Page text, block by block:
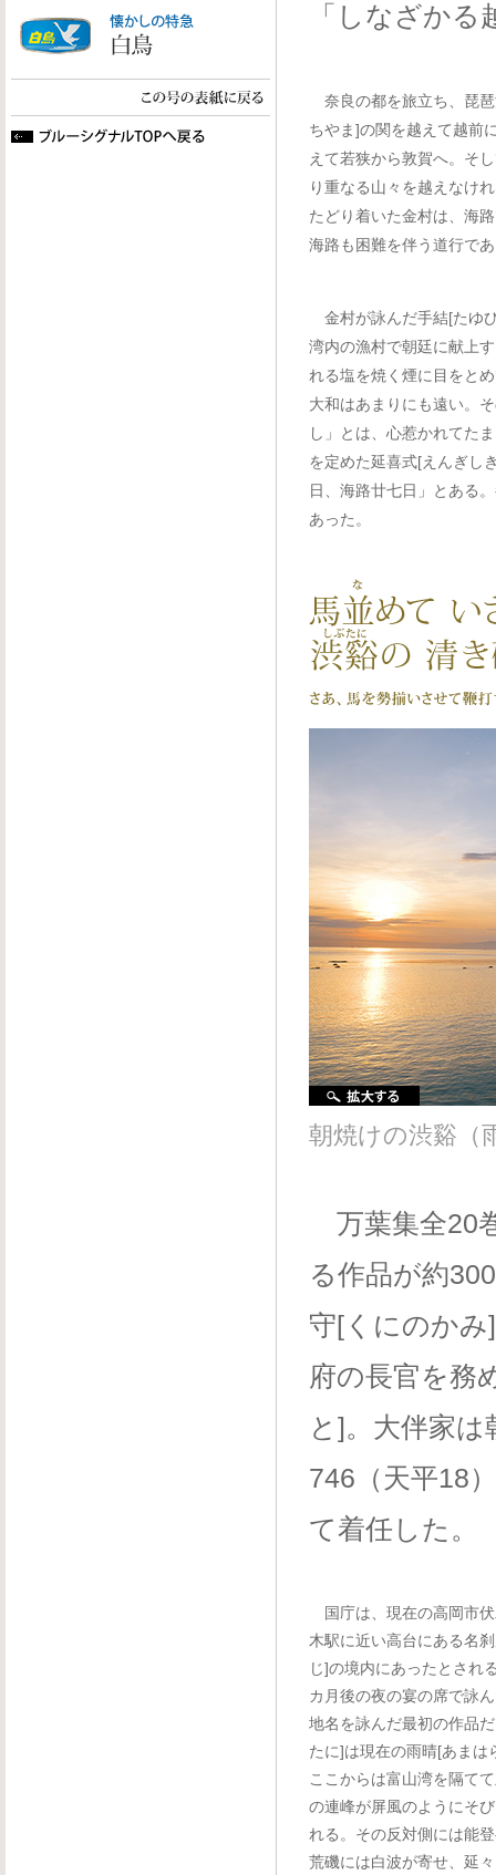
「しなざか
奈良の都を旅立ち、琵
ちやま]の関を越えて越前
えて若狭から敦賀へ。そ
り重なる山々を越えなけ
たどり着いた金村は、海
海路も困難を伴う道行で
金村が詠んだ手結[たゆ
湾内の漁村で朝廷に献上
れる塩を焼く煙に目をと
大和はあまりにも遠い。
し」とは、心惹かれてた
を定めた延喜式[えんぎし
日、海路廿七日」とある
あった。
朝焼けの渋谿（
万葉集全20
る作品が約
守[くにのか
府の長官を務
と]。大伴家
746（天平18
て着任した。
国庁は、現在の高岡市
木駅に近い高台にある名
じ]の境内にあったとされ
カ月後の夜の宴の席で詠
地名を詠んだ最初の作品
たに]は現在の雨晴[あまは
ここからは富山湾を隔て
の連峰が屏風のようにそ
れる。その反対側には能
荒磯には白波が寄せ、延